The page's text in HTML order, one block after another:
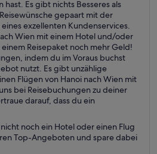
hast. Es gibt nichts Besseres als
gepaart mit der
exzellenten Kundenservices.
Wien mit einem Hotel und/oder
Reisepaket noch mehr Geld!
indem du im Voraus buchst
nutzt. Es gibt unzählige
Flügen von Hanoi nach Wien mit
bei Reisebuchungen zu deiner
darauf, dass du ein
noch ein Hotel oder einen Flug
Top-Angeboten und spare dabei